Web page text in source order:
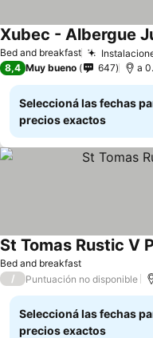
Bed and breakfast
Xubec - Albergue
8,4 Muy bueno 647 a
Seleccioná las fechas
precios exactos
Bed and breakfast
St Tomas Rustic V
/ Puntuación no disponible
Seleccioná las fechas
precios exactos